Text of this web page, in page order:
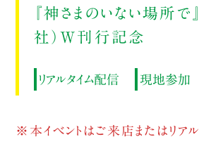
『神さまのいない場所
社）W刊行記念
リアルタイム配信 現地参加
※本イベントはご来店またはリア